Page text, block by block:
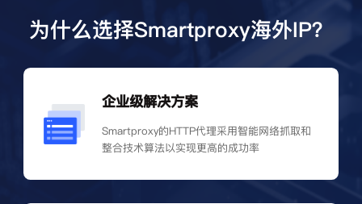
为什么选择Smartproxy海外IP？
企业级解决方案
Smartproxy的HTTP代理采用智能网络抓取和
整合技术算法以实现更高的成功率